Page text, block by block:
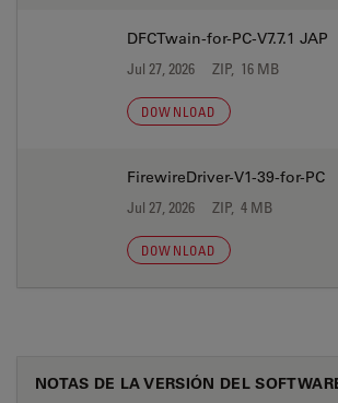
DFCTwain-for-PC-V7.7.1 JAP
Jul 27, 2026 ZIP, 16 MB
DOWNLOAD
FirewireDriver-V1-39-for-PC
Jul 27, 2026 ZIP, 4 MB
DOWNLOAD
NOTAS DE LA VERSIÓN DEL